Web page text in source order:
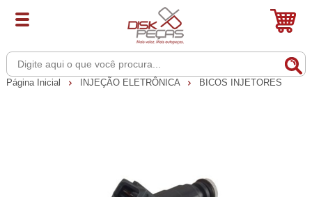
Página Inicial INJEÇÃO ELETRÔNICA BICOS INJETORES